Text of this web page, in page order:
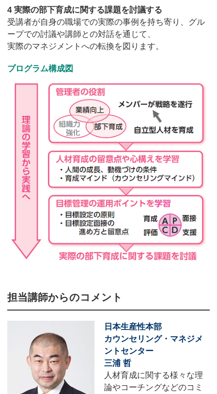
4 実際の部下育成に関する課題を討議する
受講者が自身の職場での実際の事例を持ち寄り、グル
ープでの討議や講師との対話を通じて、
実際のマネジメントへの転換を図ります。
プログラム構成図
担当講師からのコメント
日本生産性本部
カウンセリング・マネジメ
ントセンター
三浦 哲
人材育成に関する様々な理
論やコーチングなどのコミ